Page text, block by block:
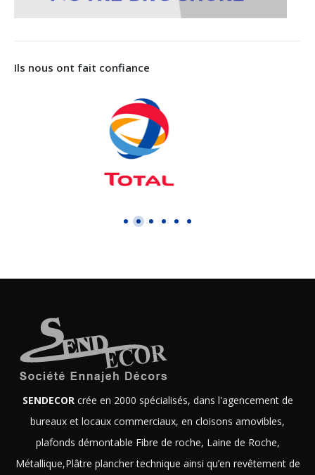
Ils nous ont fait confiance
SENDECORcrée en 2000 spécialisés, dans l'agencement de
bureaux et locaux commerciaux, en cloisons amovibles,
plafonds démontable Fibre de roche, Laine de Roche,
Métallique,Plâtre plancher technique ainsi qu’en revêtement de